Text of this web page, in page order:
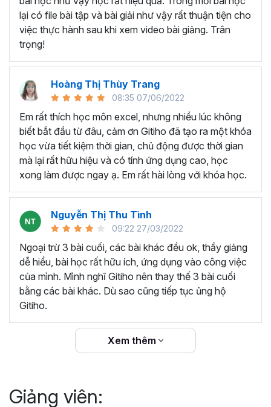
Khóa học Thủ thuật Excel cập nhật các mẹo Excel văn
phòng hàng tuần, bạn có thể được update những nội
dung mới nhất về tin học văn phòng như sau:
Định dạng nhanh bằng công cụFormat Paintervà
toán, các thủ thuật excel tính tổng, đặt tên nhanh
cho bảng tính, hiển thị công thức trong ô, tạo ghi
chú và cố định dòng - cột.
Kỹ thuật định dạng và xử lý dữ liệu bao gồm tự động
thêm ký hiệu tiền tệ, viết biểu thức hóa học - toán
học và loại bỏ dữ liệu trùng lặp.
Tổng hợp thủ thuật với hàm, công thức bao gồm
cách tắt/mở gợi ý khi viết hàm, đặt tên và sử dụng
gian.
Tổng hợp hàm, công thức tính toán theo thời gian
như hàm tính toán theo tháng, tuổi, ngày hết hạn
hợp đồng,...
Hướng dẫn dùng các hàm và công thức nâng cao
nhưSUM, SUMIFS, VLOOKUP, INDEX, và các thủ
thuật hay trong Excel khác với hàm và công thức.
Những thiết lập chế độ làm việc trên Excel như thiết
lập theme, background, in ấn, và các thanh, tiêu đề,
đường kẻ lưới trong Excel.
và gán nội dung văn bản vào hình khối.
lại có file bài tập và bài giải như vậy rất thuận tiện cho
việc thực hành sau khi xem video bài giảng. Trân
trọng!
Hoàng Thị Thùy Trang
08:35 07/06/2022
Em rất thích học môn excel, nhưng nhiều lúc không
biết bắt đầu từ đâu, cảm ơn Gitiho đã tạo ra một khóa
học vừa tiết kiệm thời gian, chủ động được thời gian
mà lại rất hữu hiệu và có tính ứng dụng cao, học
xong làm được ngay ạ. Em rất hài lòng với khóa học.
Nguyễn Thị Thu Tình
09:22 27/03/2022
Ngoại trừ 3 bài cuối, các bài khác đều ok, thầy giảng
dễ hiểu, bài học rất hữu ích, ứng dụng vào công việc
của mình. Mình nghĩ Gitiho nên thay thế 3 bài cuối
bằng các bài khác. Dù sao cũng tiếp tục ủng hộ
Gitiho.
Xem thêm
Giảng viên: